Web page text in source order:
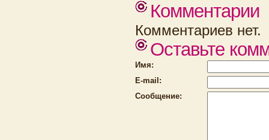
Комментарии
Комментариев нет.
Оставьте
Имя:
E-mail:
Сообщение: